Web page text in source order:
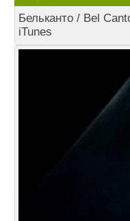
Бельканто / Bel
iTunes